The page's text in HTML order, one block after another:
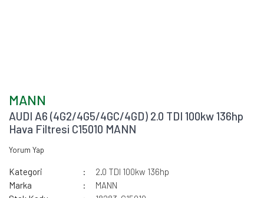
MANN
AUDI A6 (4G2/4G5/4GC/4GD) 2.0 TDI 100kw 136hp
Hava Filtresi C15010 MANN
Yorum Yap
Kategori
2.0 TDI 100kw 136hp
Marka
MANN